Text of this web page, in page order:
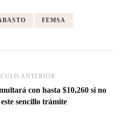
FEMSA
ANTERIOR
con hasta $10,260 si no
sencillo trámite